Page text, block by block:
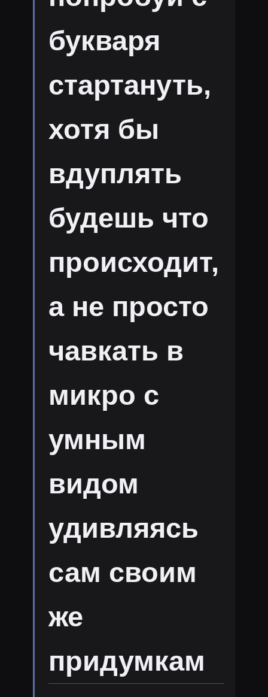
букваря
стартануть,
хотя бы
вдуплять
будешь что
происходит,
а не просто
чавкать в
микро с
умным
видом
удивляясь
сам своим
же
придумкам